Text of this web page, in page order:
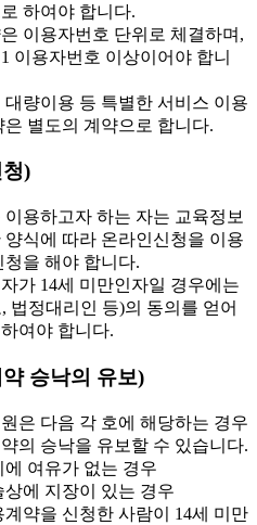
하여야 합니다.
이용자번호 단위로 체결하며,
이용자번호 이상이어야 합니
량이용 등 특별한 서비스 이용
은 별도의 계약으로 합니다.
)
용하고자 하는 자는 교육정보
양식에 따라 온라인신청을 이용
을 해야 합니다.
가 14세 미만인자일 경우에는
법정대리인 등)의 동의를 얻어
여야 합니다.
승낙의 유보)
은 다음 각 호에 해당하는 경우
의 승낙을 유보할 수 있습니다.
에 여유가 없는 경우
상에 지장이 있는 경우
계약을 신청한 사람이 14세 미만